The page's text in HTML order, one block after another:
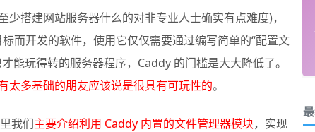
搭建网站服务器什么的对非专业人士确实有点难度)，
而开发的软件，使用它仅仅需要通过编写简单的“配置文
能玩得转的服务器程序，Caddy 的门槛是大大降低了。
太多基础的朋友应该说是很具有可玩性的。
我们主要介绍利用 Caddy 内置的文件管理器模块，实现